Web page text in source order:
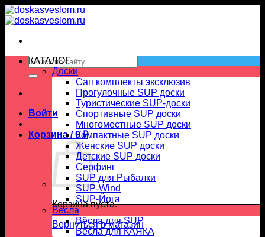
Skip
to
Искать:
Войти
Корзина /0₽
Корзина пуста.
Вернуться в магазин
КАТАЛОГ
Доски
Сап комплекты эксклюзив
Прогулочные SUP доски
Туристические SUP-доски
Спортивные SUP доски
Многоместные SUP доски
Компактные SUP доски
Женские SUP доски
Детские SUP доски
Серфинг
SUP для Рыбалки
SUP-Wind
SUP-Йога
Вёсла
Вёсла для SUP
Весла для КАЯКА